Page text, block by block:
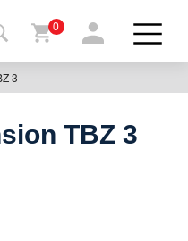
0
3
TBZ 3